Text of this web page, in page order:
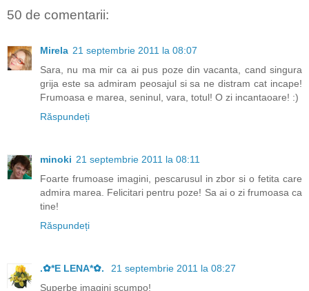
50 de comentarii:
Mirela 21 septembrie 2011 la 08:07
Sara, nu ma mir ca ai pus poze din vacanta, cand singura
grija este sa admiram peosajul si sa ne distram cat incape!
Frumoasa e marea, seninul, vara, totul! O zi incantaoare! :)
Răspundeți
minoki 21 septembrie 2011 la 08:11
Foarte frumoase imagini, pescarusul in zbor si o fetita care
admira marea. Felicitari pentru poze! Sa ai o zi frumoasa ca
tine!
Răspundeți
.✿*E LENA*✿.
21 septembrie 2011 la 08:27
Superbe imagini scumpo!